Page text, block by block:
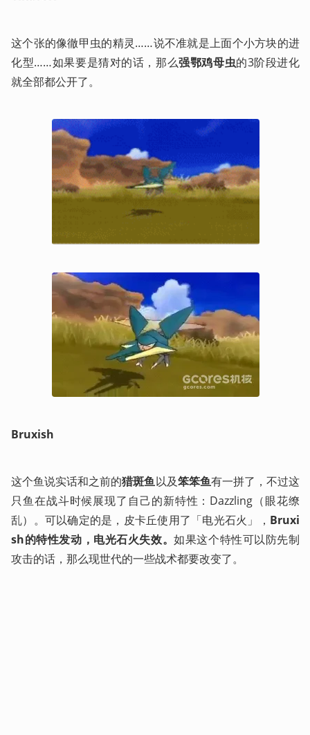
这个张的像徹甲虫的精灵……说不准就是上面个小方块的进
化型……如果要是猜对的话，那么强鄂鸡母虫的3阶段进化
就全部都公开了。
Bruxish
这个鱼说实话和之前的猎斑鱼以及笨笨鱼有一拼了，不过这
只鱼在战斗时候展现了自己的新特性：Dazzling（眼花缭
乱）。可以确定的是，皮卡丘使用了「电光石火」， Bruxi
sh的特性发动，电光石火失效。如果这个特性可以防先制
攻击的话，那么现世代的一些战术都要改变了。